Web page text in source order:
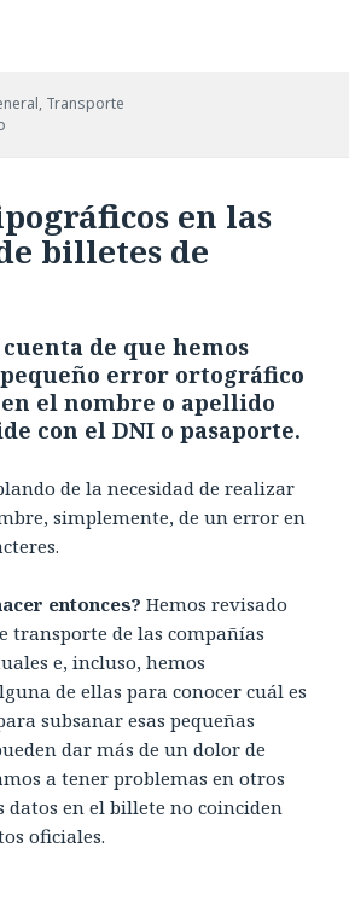
, Transporte
en las
billetes de
de que hemos
error ortográfico
el nombre o apellido
con el DNI o pasaporte.
de la necesidad de realizar
simplemente, de un error en
entonces? Hemos revisado
transporte de las compañías
e, incluso, hemos
de ellas para conocer cuál es
subsanar esas pequeñas
dar más de un dolor de
a tener problemas en otros
datos en el billete no coinciden
oficiales.
tipográficos en las compras de